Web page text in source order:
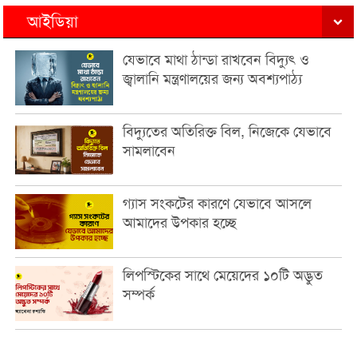
আইডিয়া
যেভাবে মাথা ঠান্ডা রাখবেন বিদ্যুৎ ও
জ্বালানি মন্ত্রণালয়ের জন্য অবশ্যপাঠ্য
বিদ্যুতের অতিরিক্ত বিল, নিজেকে যেভাবে
সামলাবেন
গ্যাস সংকটের কারণে যেভাবে আসলে
আমাদের উপকার হচ্ছে
লিপস্টিকের সাথে মেয়েদের ১০টি অদ্ভুত
সম্পর্ক